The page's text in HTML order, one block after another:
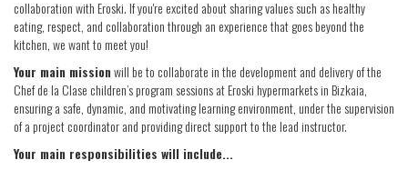
collaboration with Eroski. If you're excited about sharing values such as healthy
eating, respect, and collaboration through an experience that goes beyond the
kitchen, we want to meet you!
Your main missionwill be to collaborate in the development and delivery of the
Chef de la Clase children’s program sessions at Eroski hypermarkets in Bizkaia,
ensuring a safe, dynamic, and motivating learning environment, under the supervision
of a project coordinator and providing direct support to the lead instructor.
Your main responsibilities will include...